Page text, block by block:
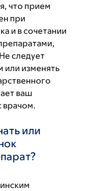
что прием
при
и в сочетании
следует
или изменять
ваш
врачом.
или